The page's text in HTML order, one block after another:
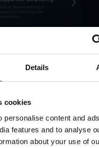
Details
cookies
personalise content and
features and to analyse
about your use of
zelf